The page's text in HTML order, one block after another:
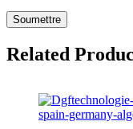
Related